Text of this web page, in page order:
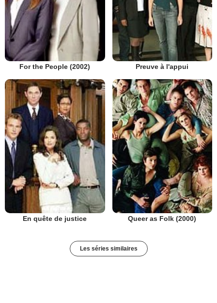
For the People (2002) Preuve à l'appui
En quête de justice Queer as Folk (2000)
Les séries similaires